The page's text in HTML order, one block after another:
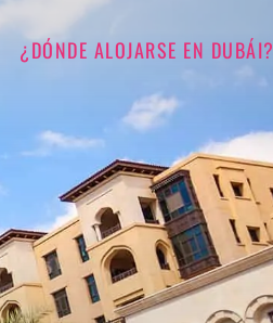
¿DÓNDE ALOJARSE EN DUBÁI?